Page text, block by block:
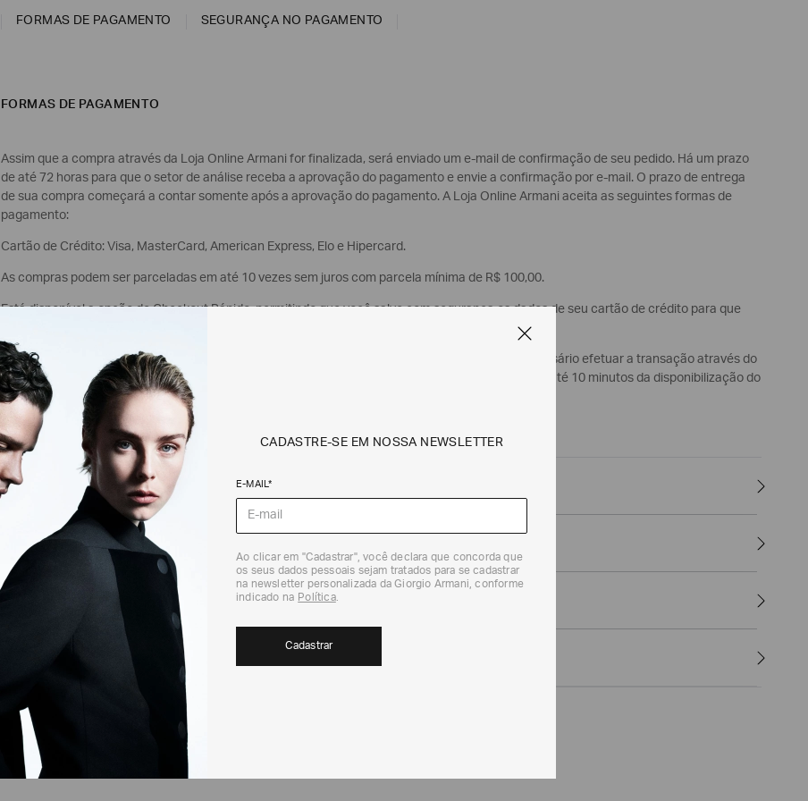
FORMAS DE PAGAMENTO SEGURANÇA NO PAGAMENTO
FORMAS DE PAGAMENTO
Assim que a compra através da Loja Online Armani for finalizada, será enviado um e-mail de confirmação de seu pedido. Há um prazo
de até 72 horas para que o setor de análise receba a aprovação do pagamento e envie a confirmação por e-mail. O prazo de entrega
de sua compra começará a contar somente após a aprovação do pagamento. A Loja Online Armani aceita as seguintes formas de
pagamento:
Cartão de Crédito: Visa, MasterCard, American Express, Elo e Hipercard.
As compras podem ser parceladas em até 10 vezes sem juros com parcela mínima de R$ 100,00.
Está disponível a opção de Checkout Rápido, permitindo que você salve com segurança os dados de seu cartão de crédito para que
PIX: A condição de pagamento será à vista para compras por Pix. Após finalizar a compra, é necessário efetuar a transação através do
aplicativo do banco na opção Pix, utilizando o QR Code. Caso o pagamento não seja efetuado em até 10 minutos da disponibilização do
código de pagamento, o seu pedido será automaticamente cancelado.
PERGUNTAS RELACIONADAS
Por que não consigo concluir meu pedido?
Quando meu cartão de crédito será cobrado?
Por que o valor que paguei é diferente do valor do meu pedido?
Por que você me cobrou duas vezes, embora eu tenha feito apenas um pedido?
SEGURANÇA NO PAGAMENTO
CADASTRE-SE EM NOSSA NEWSLETTER
E-MAIL*
Ao clicar em "Cadastrar", você declara que concorda que
os seus dados pessoais sejam tratados para se cadastrar
na newsletter personalizada da Giorgio Armani, conforme
indicado na Política.
Cadastrar